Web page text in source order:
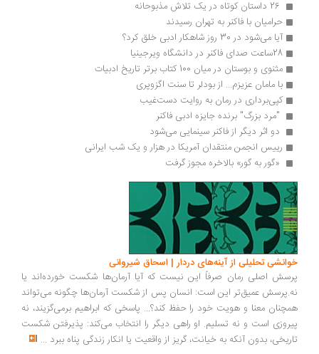
حرامیان با فاکنر به تهران رسیدند
آیا می‌شود در 30 روز شاهکار ادبی خلق کرد؟
28ساعت صدای فاکنر در دانشگاه ویرجینیا
مثنوی و بوستان در میان 100 کتاب برتر تاریخ ادبیات
با مامان عزیزم... از بودلر تا سنت اگزوپری
کپی‌برداری در رمان به روایت دست‌غیب
"مرد بزرگ" برنده جایزه ادبی فاکنر
دو اثر دیگر از فاکنر سینمایی می‌شود
رییس انجمن منتقدان آمریکا در هزار و یک شب ایرانی
«گور به گور» بالاخره مجوز گرفت
خوانشی تحلیلی از آینه‌های دردار | اسحاق شیروانی
پرسش اصلی رمان صرفاً این نیست که آیا آرمان‌ها شکست خورده‌اند یا
نه.پرسش عمیق‌تر این است: انسان پس از شکست آرمان‌ها چگونه می‌تواند
همچنان معنا و هویت خود را حفظ کند؟... پاسخی که ابراهیم برمی‌گزیند، نه
پیروزی است و نه تسلیم. او راهی دیگر را انتخاب می‌کند: پذیرفتن شکست
تاریخی، بدون آنکه به خیانت، گریز از واقعیت یا انکار زندگی پناه ببرد ...